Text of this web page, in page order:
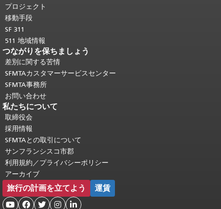
頭に戻る。
プロジェクト
移動手段
SF 311
511 地域情報
つながりを保ちましょう
差別に関する苦情
SFMTAカスタマーサービスセンター
SFMTA事務所
お問い合わせ
私たちについて
取締役会
採用情報
SFMTAとの取引について
サンフランシスコ市郡
利用規約／プライバシーポリシー
アーカイブ
旅行の計画を立てよう 運賃
    